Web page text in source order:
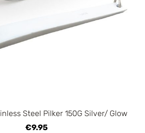
Steel Pilker 150G Silver/ Glow
€9.95